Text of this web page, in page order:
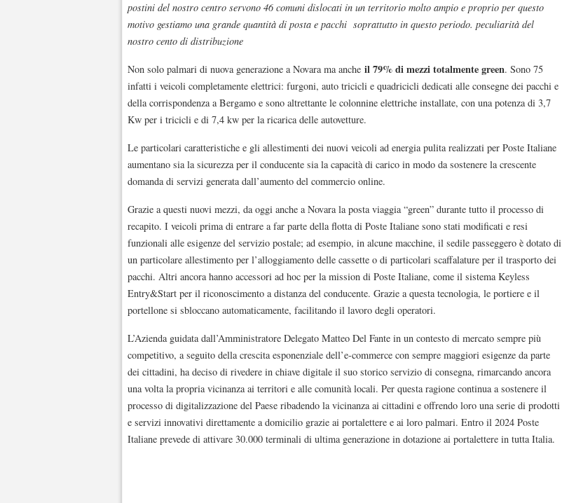
postini del nostro centro servono 46 comuni dislocati in un territorio molto ampio e proprio per questo
motivo gestiamo una grande quantità di posta e pacchi soprattutto in questo periodo. peculiarità del
nostro cento di distribuzione
Non solo palmari di nuova generazione a Novara ma anche il 79% di mezzi totalmente green. Sono 75
infatti i veicoli completamente elettrici: furgoni, auto tricicli e quadricicli dedicati alle consegne dei pacchi e
della corrispondenza a Bergamo e sono altrettante le colonnine elettriche installate, con una potenza di 3,7
Kw per i tricicli e di 7,4 kw per la ricarica delle autovetture.
Le particolari caratteristiche e gli allestimenti dei nuovi veicoli ad energia pulita realizzati per Poste Italiane
aumentano sia la sicurezza per il conducente sia la capacità di carico in modo da sostenere la crescente
domanda di servizi generata dall’aumento del commercio online.
Grazie a questi nuovi mezzi, da oggi anche a Novara la posta viaggia “green” durante tutto il processo di
recapito. I veicoli prima di entrare a far parte della flotta di Poste Italiane sono stati modificati e resi
funzionali alle esigenze del servizio postale; ad esempio, in alcune macchine, il sedile passeggero è dotato di
un particolare allestimento per l’alloggiamento delle cassette o di particolari scaffalature per il trasporto dei
pacchi. Altri ancora hanno accessori ad hoc per la mission di Poste Italiane, come il sistema Keyless
Entry&Start per il riconoscimento a distanza del conducente. Grazie a questa tecnologia, le portiere e il
portellone si sbloccano automaticamente, facilitando il lavoro degli operatori.
L’Azienda guidata dall’Amministratore Delegato Matteo Del Fante in un contesto di mercato sempre più
competitivo, a seguito della crescita esponenziale dell’e-commerce con sempre maggiori esigenze da parte
dei cittadini, ha deciso di rivedere in chiave digitale il suo storico servizio di consegna, rimarcando ancora
una volta la propria vicinanza ai territori e alle comunità locali. Per questa ragione continua a sostenere il
processo di digitalizzazione del Paese ribadendo la vicinanza ai cittadini e offrendo loro una serie di prodotti
e servizi innovativi direttamente a domicilio grazie ai portalettere e ai loro palmari. Entro il 2024 Poste
Italiane prevede di attivare 30.000 terminali di ultima generazione in dotazione ai portalettere in tutta Italia.